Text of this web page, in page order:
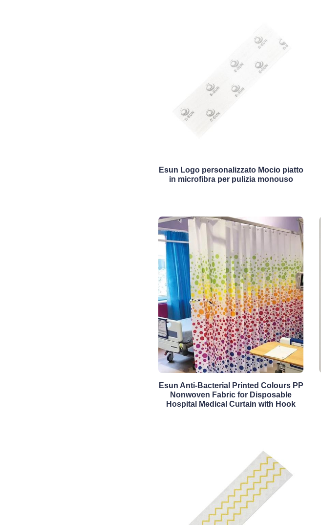
Esun Logo personalizzato Mocio piatto
in microfibra per pulizia monouso
Esun Anti-Bacterial Printed Colours PP
Nonwoven Fabric for Disposable
Hospital Medical Curtain with Hook